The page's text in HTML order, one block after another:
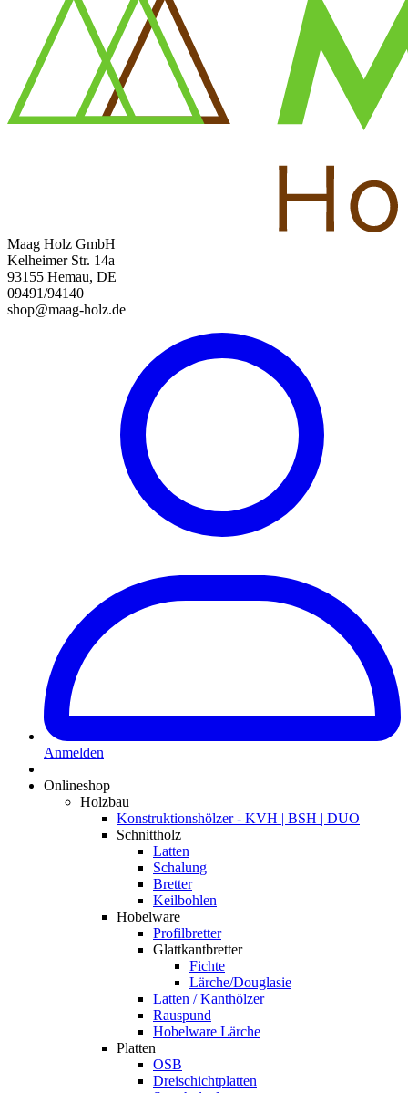
Maag Holz GmbH
Kelheimer Str. 14a
93155 Hemau, DE
09491/94140
shop@maag-holz.de
Anmelden
Onlineshop
Holzbau
Konstruktionshölzer - KVH | BSH | DUO
Schnittholz
Latten
Schalung
Bretter
Keilbohlen
Hobelware
Profilbretter
Glattkantbretter
Fichte
Lärche/Douglasie
Latten / Kanthölzer
Rauspund
Hobelware Lärche
Platten
OSB
Dreischichtplatten